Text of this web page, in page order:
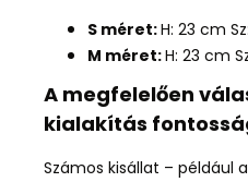
S méret:H: 23 cm
M méret:H: 23 cm
A megfelelően
kialakítás
Számos kisállat – például